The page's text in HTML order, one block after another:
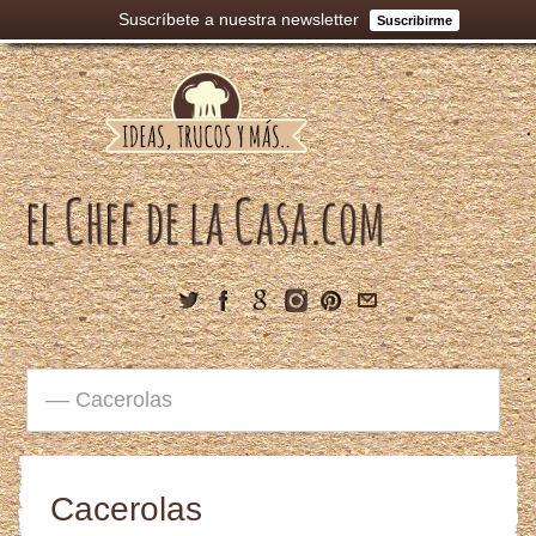
Suscríbete a nuestra newsletter Suscribirme
Cacerolas